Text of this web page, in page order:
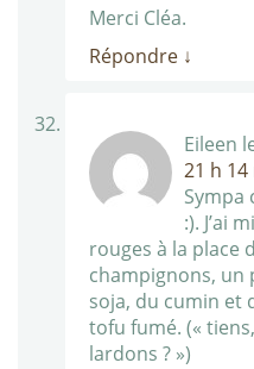
Merci Cléa.
Répondre ↓
Eileen
21 h
Sympa
:). J’ai
rouges à la place
champignons, un
soja, du cumin et
tofu fumé. («
lardons ? »)